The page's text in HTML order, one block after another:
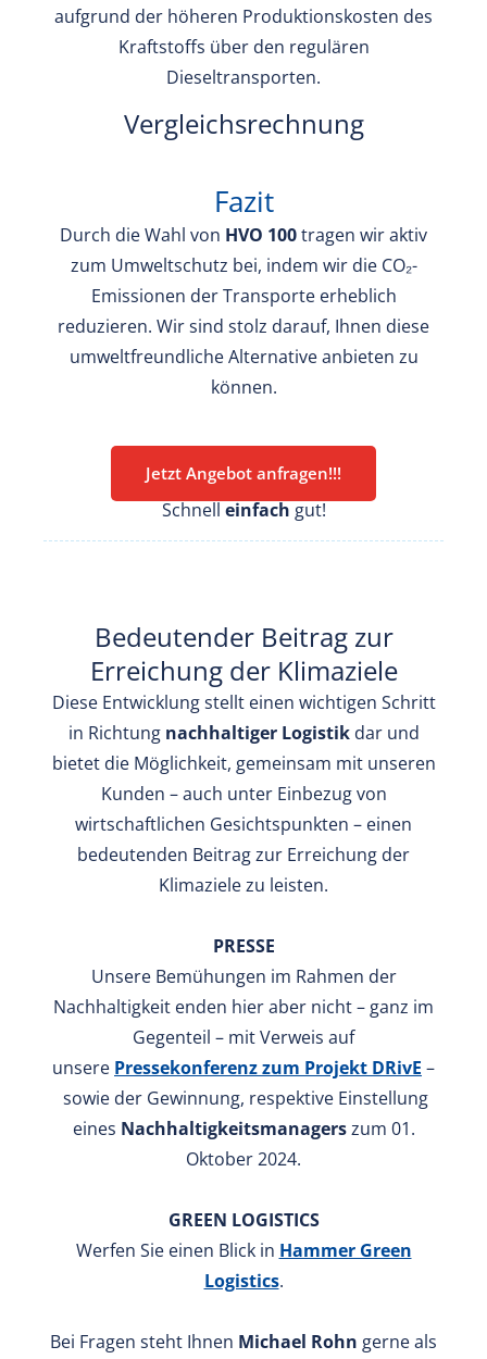
aufgrund der höheren Produktionskosten des
Kraftstoffs über den regulären
Dieseltransporten.
Vergleichsrechnung
Fazit
Durch die Wahl von HVO 100tragen wir aktiv
zum Umweltschutz bei, indem wir die CO₂-
Emissionen der Transporte erheblich
reduzieren. Wir sind stolz darauf, Ihnen diese
umweltfreundliche Alternative anbieten zu
können.
Jetzt Angebot anfragen!!!
Schnelleinfachgut!
Bedeutender Beitrag zur
Erreichung der Klimaziele
Diese Entwicklung stellt einen wichtigen Schritt
in Richtung nachhaltiger Logistikdar und
bietet die Möglichkeit, gemeinsam mit unseren
Kunden – auch unter Einbezug von
wirtschaftlichen Gesichtspunkten – einen
bedeutenden Beitrag zur Erreichung der
Klimaziele zu leisten.
PRESSE
Unsere Bemühungen im Rahmen der
Nachhaltigkeit enden hier aber nicht – ganz im
Gegenteil – mit Verweis auf
unsere Pressekonferenz zum Projekt DRivE –
sowie der Gewinnung, respektive Einstellung
eines Nachhaltigkeitsmanagerszum 01.
Oktober 2024.
GREEN LOGISTICS
Werfen Sie einen Blick in Hammer Green
Logistics.
Bei Fragen steht Ihnen Michael Rohn gerne als